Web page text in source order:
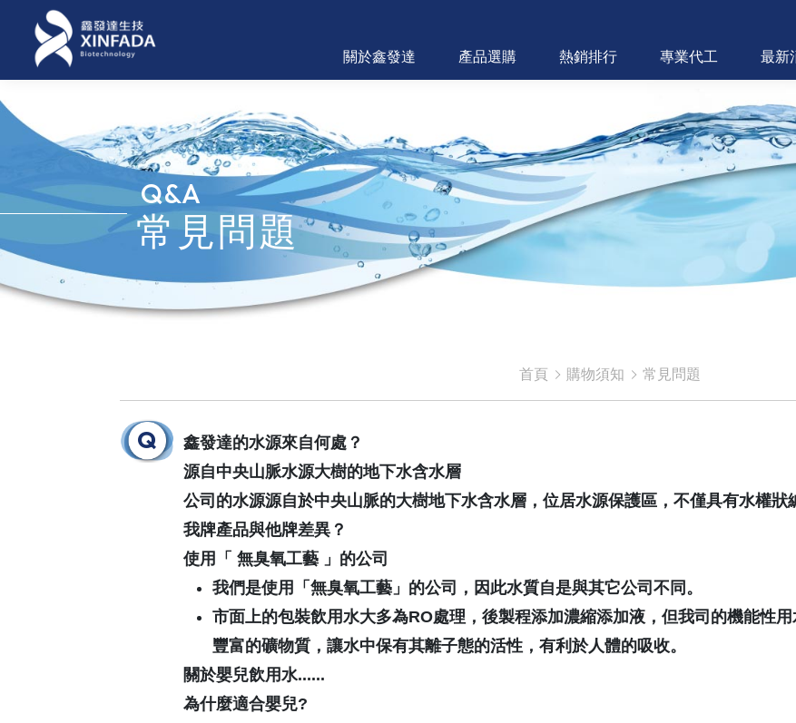
關於鑫發達 產品選購 熱銷排行 專業代工 最新
Q&A
常見問題
首頁 購物須知 常見問題
鑫發達的水源來自何處？
源自中央山脈水源大樹的地下水含水層
公司的水源源自於中央山脈的大樹地下水含水層，位居水源保護區，不僅具有水權狀
我牌產品與他牌差異？
使用「 無臭氧工藝 」的公司
我們是使用「無臭氧工藝」的公司，因此水質自是與其它公司不同。
市面上的包裝飲用水大多為RO處理，後製程添加濃縮添加液，但我司的機能性
豐富的礦物質，讓水中保有其離子態的活性，有利於人體的吸收。
關於嬰兒飲用水......
為什麼適合嬰兒?